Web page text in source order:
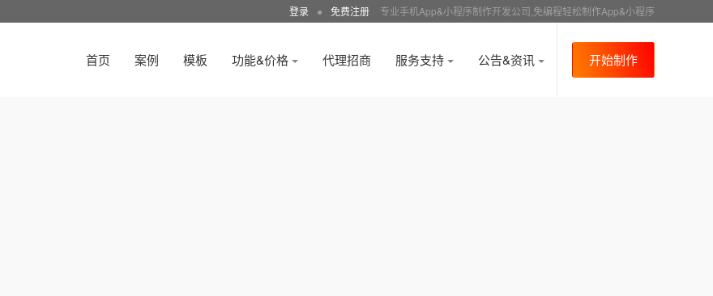
登录 ● 免费注册 专业手机App&小程序制作开发公司,免编程轻松制作App&小程序
首页 案例 模板 功能&价格 代理招商 服务支持 公告&资讯 开始制作